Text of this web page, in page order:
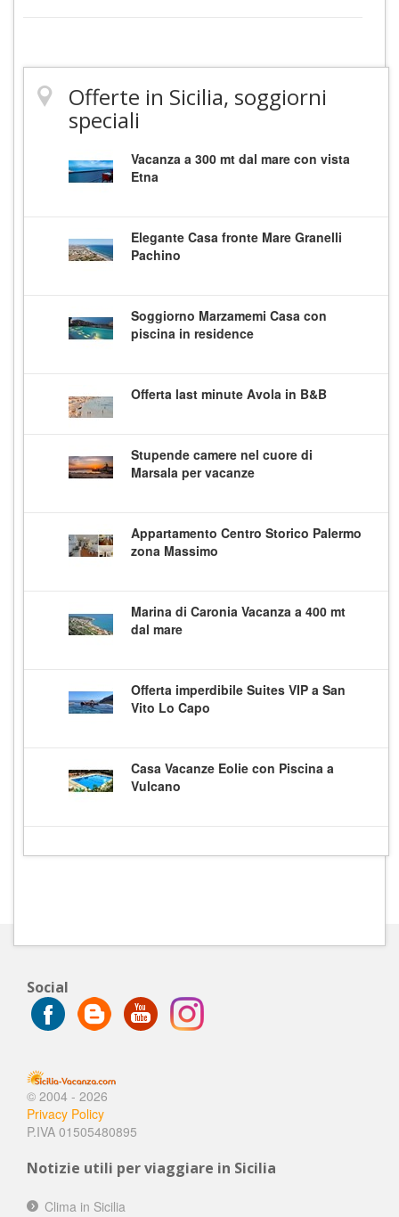
Offerte in Sicilia, soggiorni
speciali
Vacanza a 300 mt dal mare con vista
Etna
Elegante Casa fronte Mare Granelli
Pachino
Soggiorno Marzamemi Casa con
piscina in residence
Offerta last minute Avola in B&B
Stupende camere nel cuore di
Marsala per vacanze
Appartamento Centro Storico Palermo
zona Massimo
Marina di Caronia Vacanza a 400 mt
dal mare
Offerta imperdibile Suites VIP a San
Vito Lo Capo
Casa Vacanze Eolie con Piscina a
Vulcano
Social
© 2004 - 2026
Privacy Policy
P.IVA 01505480895
Notizie utili per viaggiare in Sicilia
Clima in Sicilia